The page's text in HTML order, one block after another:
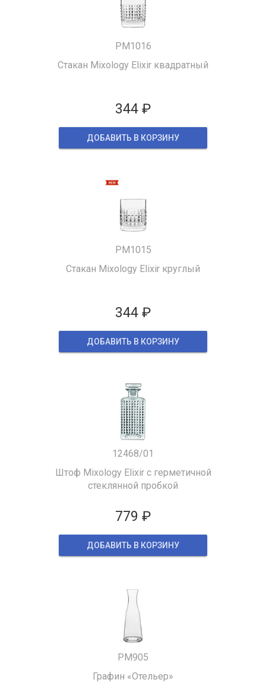
PM1016
Стакан Mixology Elixir квадратный
344 ₽
ДОБАВИТЬ В КОРЗИНУ
PM1015
Стакан Mixology Elixir круглый
344 ₽
ДОБАВИТЬ В КОРЗИНУ
12468/01
Штоф Mixology Elixir с герметичной
стеклянной пробкой
779 ₽
ДОБАВИТЬ В КОРЗИНУ
PM905
Графин «Отельер»